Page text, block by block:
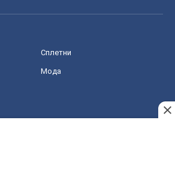
Сплетни
Мода